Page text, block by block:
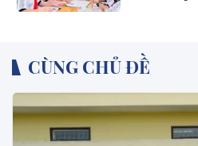
CÙNG CHỦ ĐỀ